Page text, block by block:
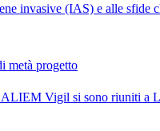
invasive (IAS) e alle
metà progetto
Vigil si sono riuniti a